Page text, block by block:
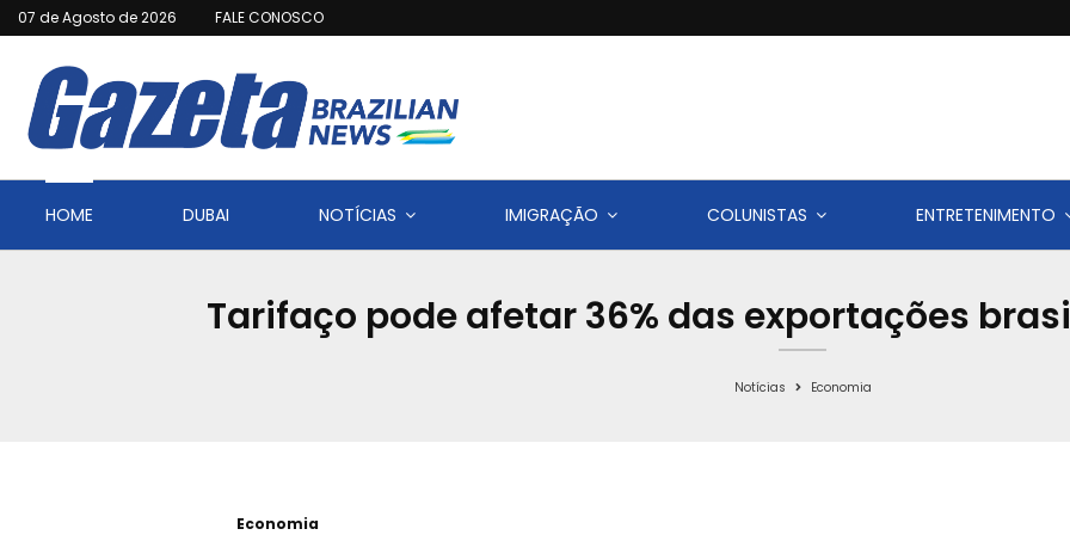
07 de Agosto de 2026 FALE CONOSCO
HOME DUBAI NOTÍCIAS IMIGRAÇÃO COLUNISTAS ENTRETENIMENTO
Tarifaço pode afetar 36% das exportações
Notícias Economia
Economia